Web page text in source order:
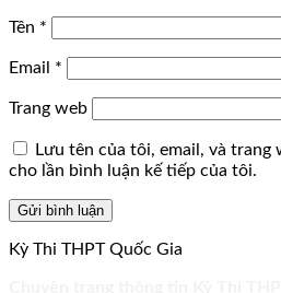
Tên *
Email *
Trang web
Lưu tên của tôi, email, và
cho lần bình luận kế tiếp của tôi.
Kỳ Thi THPT Quốc Gia